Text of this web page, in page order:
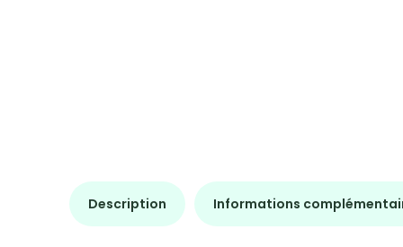
Description Informations